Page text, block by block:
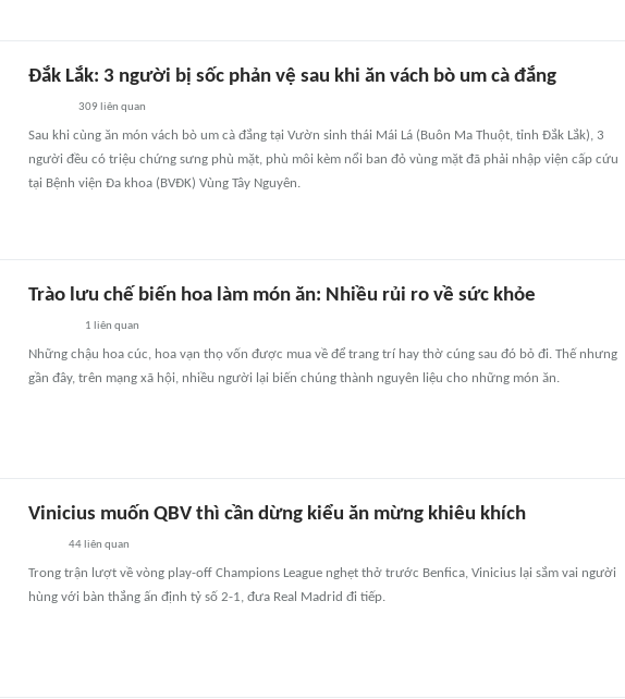
Đắk Lắk: 3 người bị sốc phản vệ sau khi ăn vách bò um cà đắng
309 liên quan
Sau khi cùng ăn món vách bò um cà đắng tại Vườn sinh thái Mái Lá (Buôn Ma Thuột, tỉnh Đắk Lắk), 3
người đều có triệu chứng sưng phù mặt, phù môi kèm nổi ban đỏ vùng mặt đã phải nhập viện cấp cứu
tại Bệnh viện Đa khoa (BVĐK) Vùng Tây Nguyên.
Trào lưu chế biến hoa làm món ăn: Nhiều rủi ro về sức khỏe
1 liên quan
Những chậu hoa cúc, hoa vạn thọ vốn được mua về để trang trí hay thờ cúng sau đó bỏ đi. Thế nhưng
gần đây, trên mạng xã hội, nhiều người lại biến chúng thành nguyên liệu cho những món ăn.
Vinicius muốn QBV thì cần dừng kiểu ăn mừng khiêu khích
44liên quan
Trong trận lượt về vòng play-off Champions League nghẹt thở trước Benfica, Vinicius lại sắm vai người
hùng với bàn thắng ấn định tỷ số 2-1, đưa Real Madrid đi tiếp.